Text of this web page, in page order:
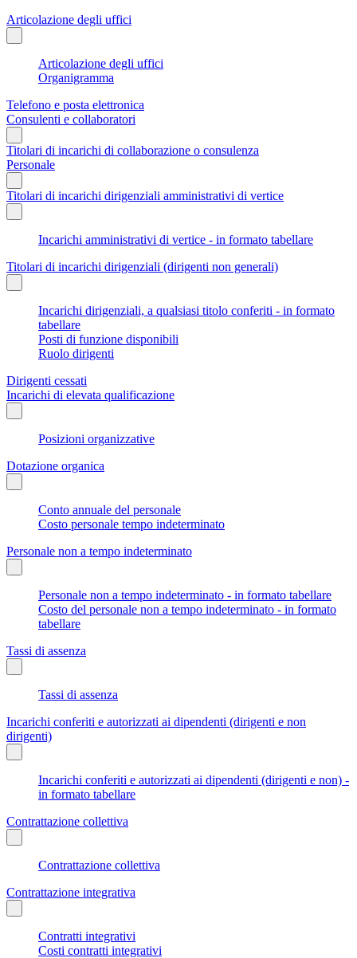
Articolazione degli uffici
Articolazione degli uffici
Organigramma
Telefono e posta elettronica
Consulenti e collaboratori
Titolari di incarichi di collaborazione o consulenza
Personale
Titolari di incarichi dirigenziali amministrativi di vertice
Incarichi amministrativi di vertice - in formato tabellare
Titolari di incarichi dirigenziali (dirigenti non generali)
Incarichi dirigenziali, a qualsiasi titolo conferiti - in formato
tabellare
Posti di funzione disponibili
Ruolo dirigenti
Dirigenti cessati
Incarichi di elevata qualificazione
Posizioni organizzative
Dotazione organica
Conto annuale del personale
Costo personale tempo indeterminato
Personale non a tempo indeterminato
Personale non a tempo indeterminato - in formato tabellare
Costo del personale non a tempo indeterminato - in formato
tabellare
Tassi di assenza
Tassi di assenza
Incarichi conferiti e autorizzati ai dipendenti (dirigenti e non
dirigenti)
Incarichi conferiti e autorizzati ai dipendenti (dirigenti e non) -
in formato tabellare
Contrattazione collettiva
Contrattazione collettiva
Contrattazione integrativa
Contratti integrativi
Costi contratti integrativi